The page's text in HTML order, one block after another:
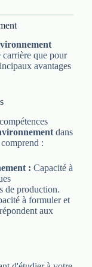
carrière que pour
avantages
dans
:
: Capacité à
de production.
à formuler et
aux